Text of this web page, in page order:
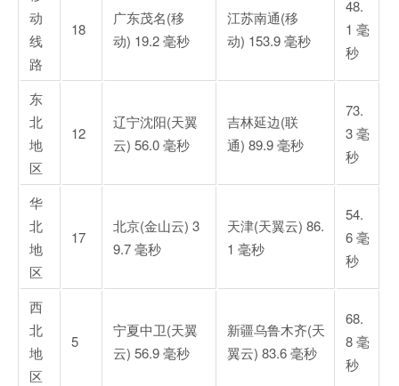
动
线
路
18
广东茂名(移
动) 19.2 毫秒
江苏南通(移
动) 153.9 毫秒
48.
1 毫
秒
东
北
地
区
12
辽宁沈阳(天翼
云) 56.0 毫秒
吉林延边(联
通) 89.9 毫秒
73.
3 毫
秒
华
北
地
区
17
北京(金山云) 3
9.7 毫秒
天津(天翼云) 86.
1 毫秒
54.
6 毫
秒
西
北
地
区
5
宁夏中卫(天翼
云) 56.9 毫秒
新疆乌鲁木齐(天
翼云) 83.6 毫秒
68.
8 毫
秒